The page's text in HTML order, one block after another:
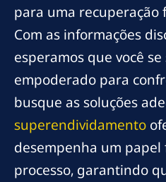
para uma recuperação
Com as informações
esperamos que você
empoderado para
busque as soluções
superendividamento
desempenha um
processo, garantindo